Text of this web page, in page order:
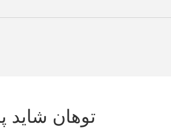
توهان شايد